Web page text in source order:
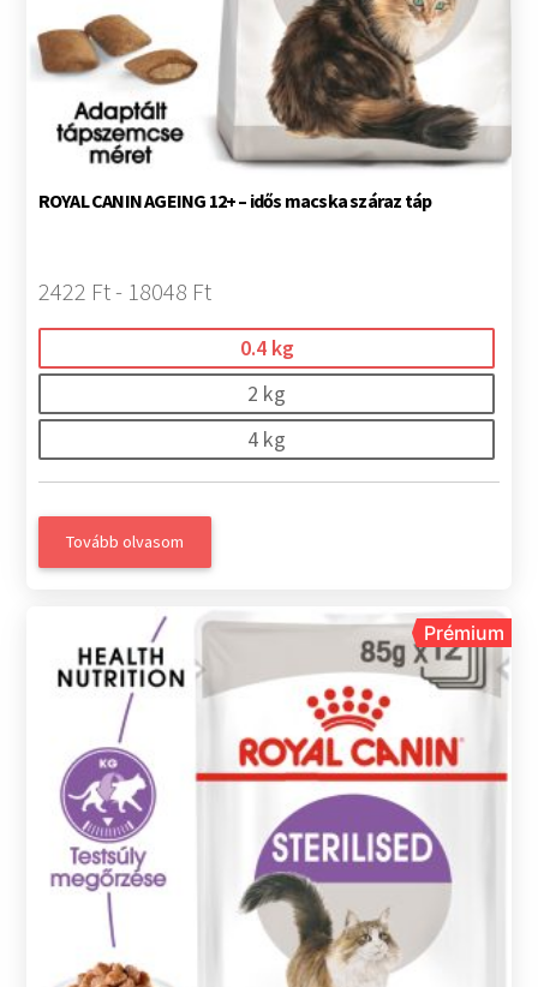
ROYAL CANIN AGEING 12+ – idős macska száraz táp
2422 Ft - 18048 Ft
0.4 kg
2 kg
4 kg
Tovább olvasom
Prémium